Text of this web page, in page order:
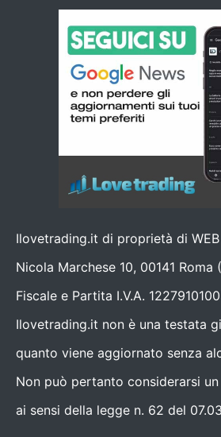
Ilovetrading.it di proprietà di
Nicola Marchese 10, 00141 Roma
Fiscale e Partita I.V.A.
Ilovetrading.it non è una testata
quanto viene aggiornato senza
Non può pertanto considerarsi
ai sensi della legge n. 62 del